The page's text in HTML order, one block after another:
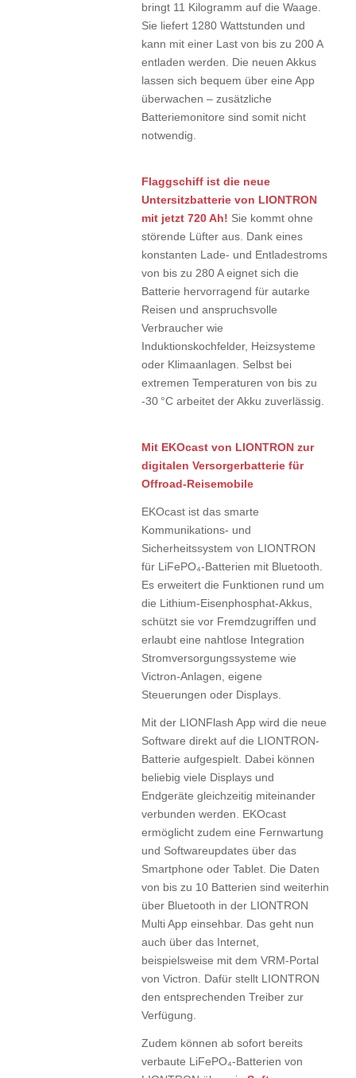
bringt 11 Kilogramm auf die Waage.
Sie liefert 1280 Wattstunden und
kann mit einer Last von bis zu 200 A
entladen werden. Die neuen Akkus
lassen sich bequem über eine App
überwachen – zusätzliche
Batteriemonitore sind somit nicht
notwendig.
Flaggschiff ist die neue
Untersitzbatterie von LIONTRON
mit jetzt 720 Ah! Sie kommt ohne
störende Lüfter aus. Dank eines
konstanten Lade- und Entladestroms
von bis zu 280 A eignet sich die
Batterie hervorragend für autarke
Reisen und anspruchsvolle
Verbraucher wie
Induktionskochfelder, Heizsysteme
oder Klimaanlagen. Selbst bei
extremen Temperaturen von bis zu
-30 °C arbeitet der Akku zuverlässig.
Mit EKOcast von LIONTRON zur
digitalen Versorgerbatterie für
Offroad-Reisemobile
EKOcast ist das smarte
Kommunikations- und
Sicherheitssystem von LIONTRON
für LiFePO₄-Batterien mit Bluetooth.
Es erweitert die Funktionen rund um
die Lithium-Eisenphosphat-Akkus,
schützt sie vor Fremdzugriffen und
erlaubt eine nahtlose Integration
Stromversorgungssysteme wie
Victron-Anlagen, eigene
Steuerungen oder Displays.
Mit der LIONFlash App wird die neue
Software direkt auf die LIONTRON-
Batterie aufgespielt. Dabei können
beliebig viele Displays und
Endgeräte gleichzeitig miteinander
verbunden werden. EKOcast
ermöglicht zudem eine Fernwartung
und Softwareupdates über das
Smartphone oder Tablet. Die Daten
von bis zu 10 Batterien sind weiterhin
über Bluetooth in der LIONTRON
Multi App einsehbar. Das geht nun
auch über das Internet,
beispielsweise mit dem VRM-Portal
von Victron. Dafür stellt LIONTRON
den entsprechenden Treiber zur
Verfügung.
Zudem können ab sofort bereits
verbaute LiFePO₄-Batterien von